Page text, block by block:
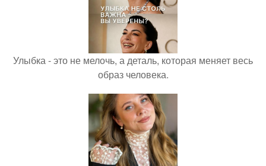
Улыбка - это не мелочь, а деталь, которая меняет весь
образ человека.